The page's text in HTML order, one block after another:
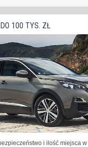
100 TYS. ZŁ
i ilość miejsca w